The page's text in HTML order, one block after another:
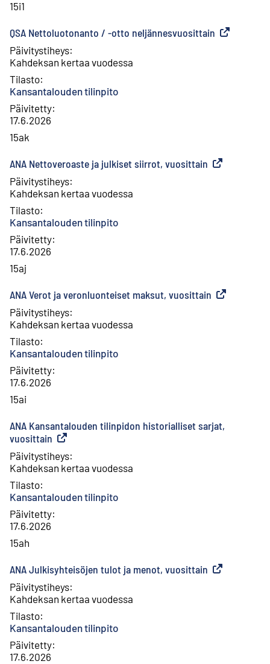
15i1
QSA Nettoluotonanto / -otto neljännesvuosittain Ulkoinen
Päivitystiheys:
Kahdeksan kertaa vuodessa
Tilasto:
Kansantalouden tilinpito
Päivitetty:
17.6.2026
15ak
ANA Nettoveroaste ja julkiset siirrot, vuosittain Ulkoinen
Päivitystiheys:
Kahdeksan kertaa vuodessa
Tilasto:
Kansantalouden tilinpito
Päivitetty:
17.6.2026
15aj
ANA Verot ja veronluonteiset maksut, vuosittain Ulkoinen
Päivitystiheys:
Kahdeksan kertaa vuodessa
Tilasto:
Kansantalouden tilinpito
Päivitetty:
17.6.2026
15ai
ANA Kansantalouden tilinpidon historialliset sarjat,
vuosittain Ulkoinen linkki
Päivitystiheys:
Kahdeksan kertaa vuodessa
Tilasto:
Kansantalouden tilinpito
Päivitetty:
17.6.2026
15ah
ANA Julkisyhteisöjen tulot ja menot, vuosittain Ulkoinen
Päivitystiheys:
Kahdeksan kertaa vuodessa
Tilasto:
Kansantalouden tilinpito
Päivitetty:
17.6.2026